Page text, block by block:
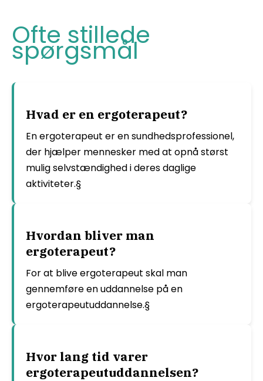
Ofte stillede
spørgsmål
Hvad er en ergoterapeut?
En ergoterapeut er en sundhedsprofessionel,
der hjælper mennesker med at opnå størst
mulig selvstændighed i deres daglige
aktiviteter.§
Hvordan bliver man
ergoterapeut?
For at blive ergoterapeut skal man
gennemføre en uddannelse på en
ergoterapeutuddannelse.§
Hvor lang tid varer
ergoterapeutuddannelsen?